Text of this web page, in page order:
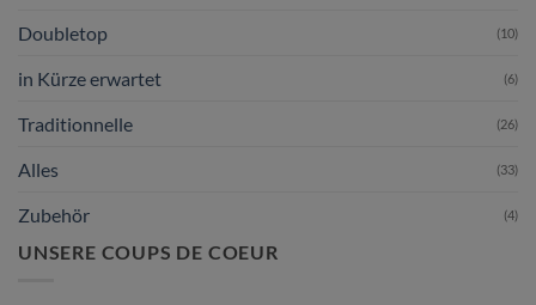
Doubletop (10)
in Kürze erwartet (6)
Traditionnelle (26)
Alles (33)
Zubehör (4)
UNSERE COUPS DE COEUR